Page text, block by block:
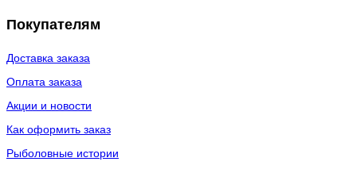
Покупателям
Доставка заказа
Оплата заказа
Акции и новости
Как оформить заказ
Рыболовные истории